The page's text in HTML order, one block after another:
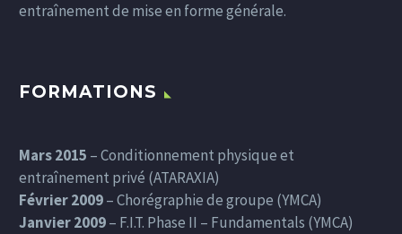
entraînement de mise en forme générale.
FORMATIONS
Mars 2015 – Conditionnement physique et
entraînement privé (ATARAXIA)
Février 2009– Chorégraphie de groupe (YMCA)
Janvier 2009– F.I.T. Phase II – Fundamentals (YMCA)